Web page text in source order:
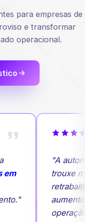
para empresas de
e transformar
operacional.
"A
trouxe